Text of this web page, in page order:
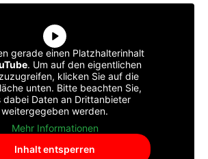
gerade einen Platzhalterinhalt
. Um auf den eigentlichen
klicken Sie auf die
unten. Bitte beachten Sie,
dabei Daten an Drittanbieter
weitergegeben werden.
Mehr Informationen
Inhalt entsperren